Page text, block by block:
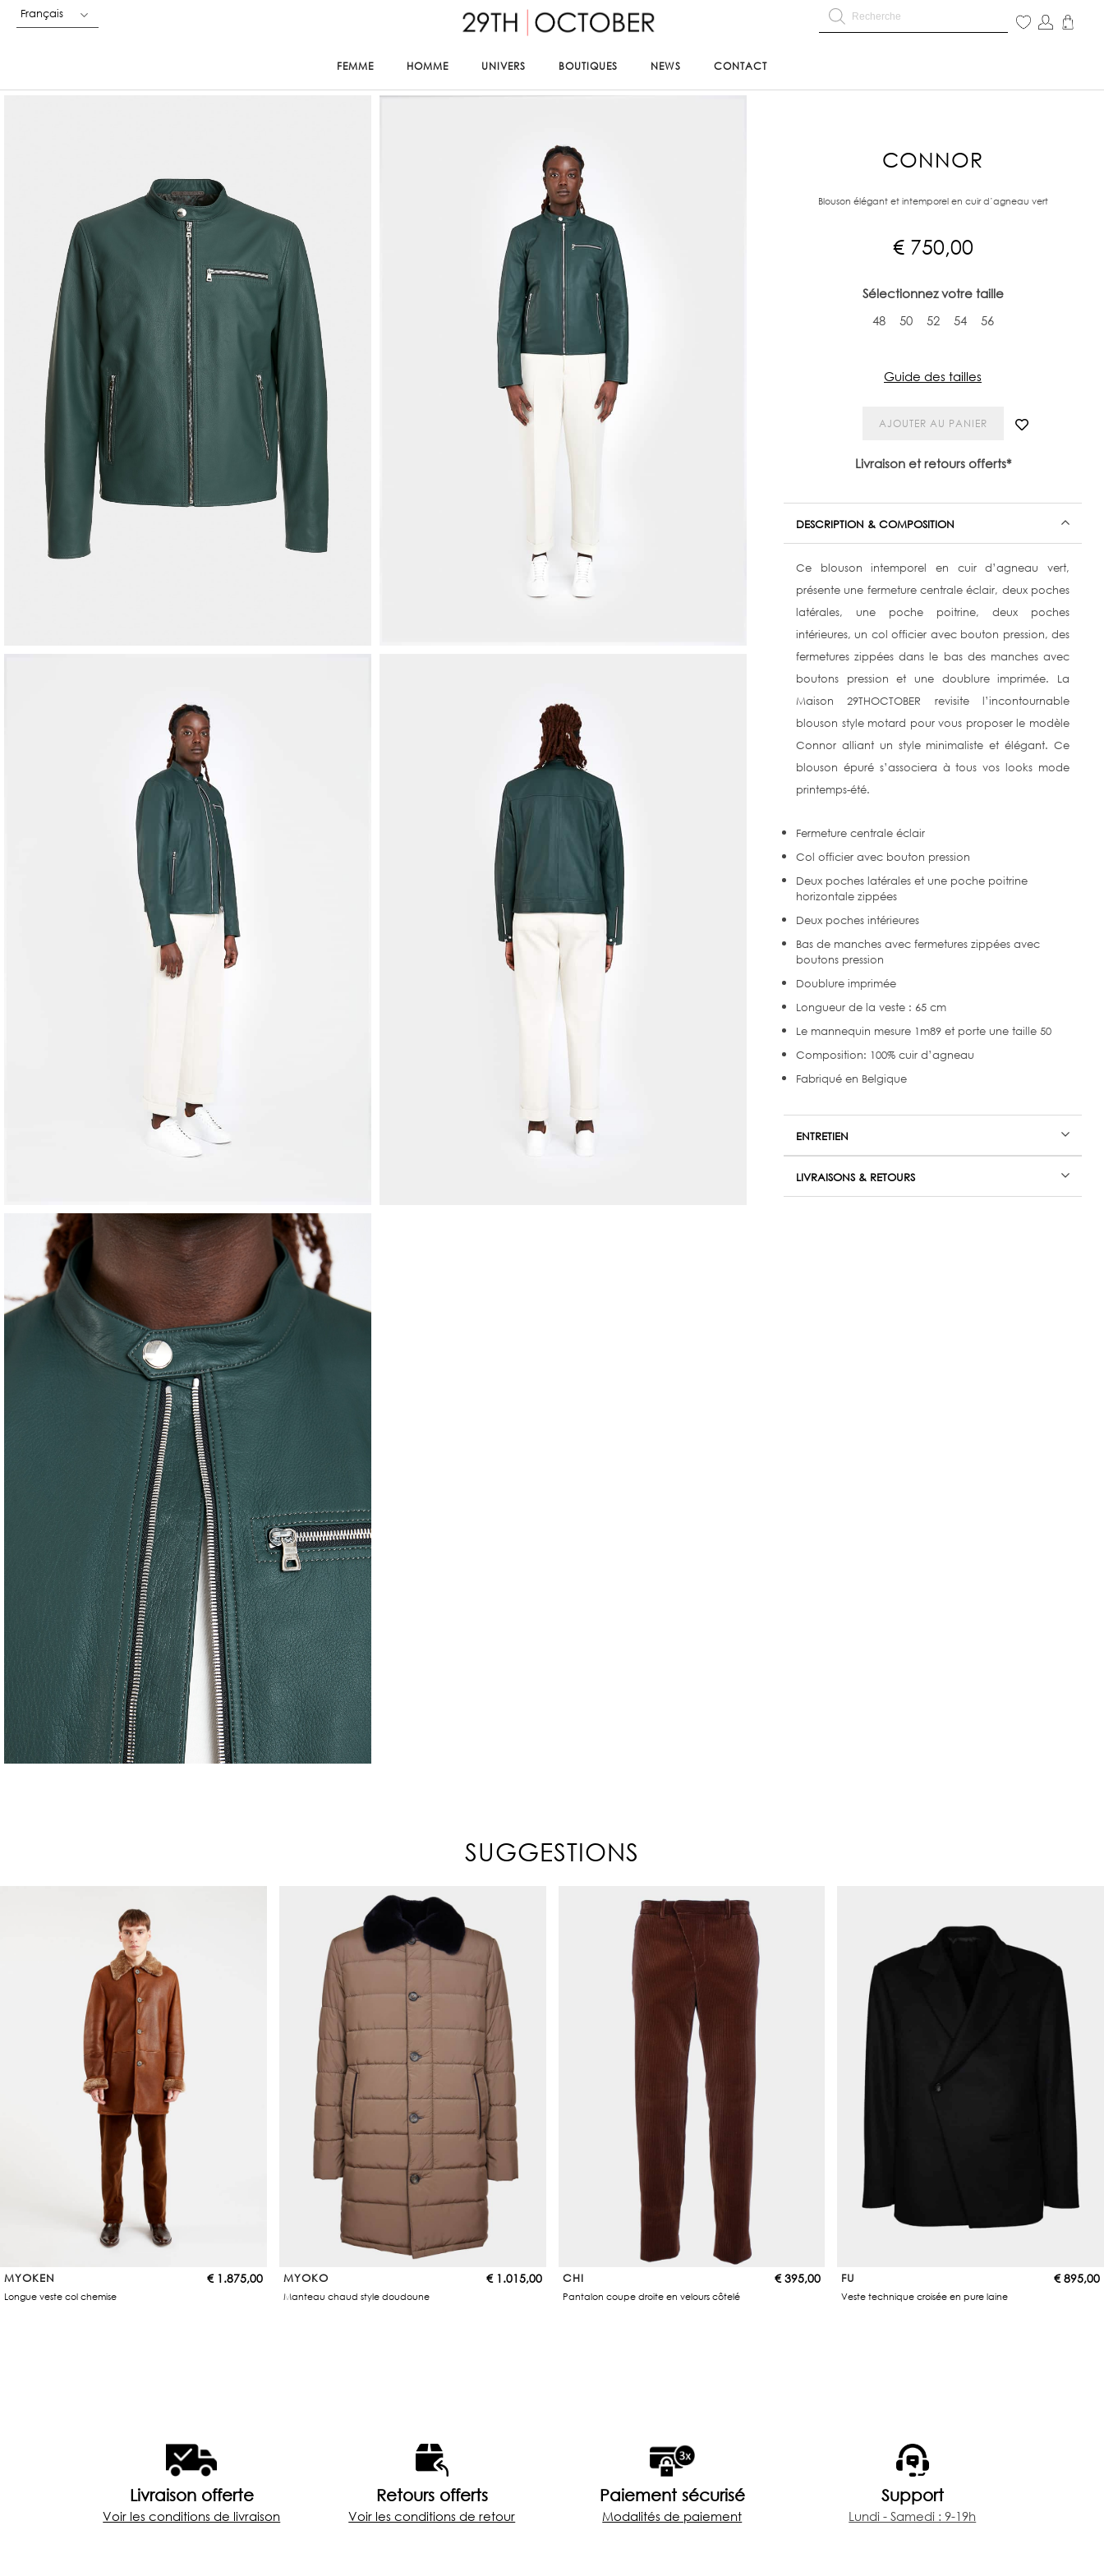
Français
FEMME HOMME UNIVERS BOUTIQUES NEWS CONTACT
CONNOR
Blouson élégant et intemporel en cuir d’agneau vert
€750,00
Sélectionnez votre taille
48
50 52 54 56
Guide des tailles
AJOUTER AU PANIER
Livraison et retours offerts*
DESCRIPTION & COMPOSITION
Ce blouson intemporel en cuir d’agneau vert,
présente une fermeture centrale éclair, deux poches
latérales, une poche poitrine, deux poches
intérieures, un col officier avec bouton pression, des
fermetures zippées dans le bas des manches avec
boutons pression et une doublure imprimée. La
Maison 29THOCTOBER revisite l’incontournable
blouson style motard pour vous proposer le modèle
Connor alliant un style minimaliste et élégant. Ce
blouson épuré s’associera à tous vos looks mode
printemps-été.
Fermeture centrale éclair
Col officier avec bouton pression
Deux poches latérales et une poche poitrine
horizontale zippées
Deux poches intérieures
Bas de manches avec fermetures zippées avec
boutons pression
Doublure imprimée
Longueur de la veste : 65 cm
Le mannequin mesure 1m89 et porte une taille 50
Composition: 100% cuir d’agneau
Fabriqué en Belgique
ENTRETIEN
LIVRAISONS & RETOURS
SUGGESTIONS
MYOKEN
Longue veste col chemise
€1.875,00 MYOKO
Manteau chaud style doudoune
€1.015,00 CHI
Pantalon coupe droite en velours côtelé
€395,00 FU
Veste technique croisée en pure laine
€895,00
Livraison offerte
Voir les conditions de livraison
Retours offerts
Voir les conditions de retour
Paiement sécurisé
Modalités de paiement
Support
Lundi - Samedi : 9-19h